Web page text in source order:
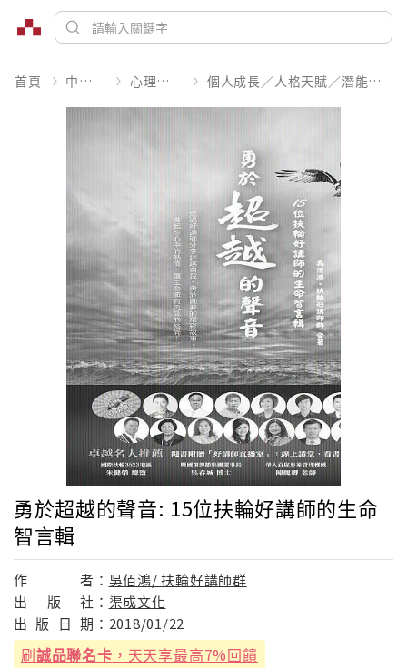
首頁 中文書 心理勵志 個人成長／人格天賦／潛能開發
勇於超越的聲音: 15位扶輪好講師的生命
智言輯
作 者： 吳佰鴻/ 扶輪好講師群
出
版 社： 渠成文化
出 版 日 期： 2018/01/22
刷誠品聯名卡 ，天天享最高7%回饋